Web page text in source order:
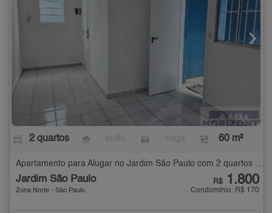
2 quartos 60 m²
Apartamento para Alugar no Jardim São Paulo com 2 quartos - 60 m²
Jardim São Paulo
Zona Norte - São Paulo
R$ 1.800
Condomínio: R$ 170